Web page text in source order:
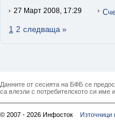
27 Март 2008, 17:29
1 2 следваща »
Данните от сесията на БФБ се
са влезли с потребителското си име
© 2007 - 2026 Инфосток